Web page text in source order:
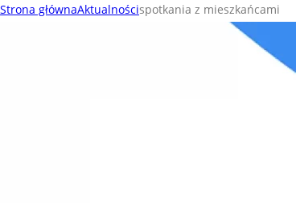
Strona głównaAktualnościspotkania z mieszkańcami